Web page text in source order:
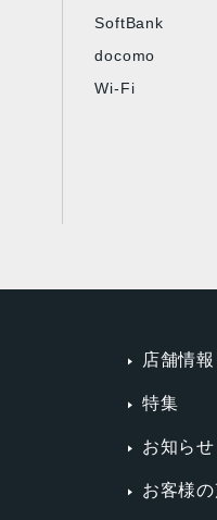
SoftBank
docomo
Wi-Fi
店舗情報
特集
お知ら
お客様